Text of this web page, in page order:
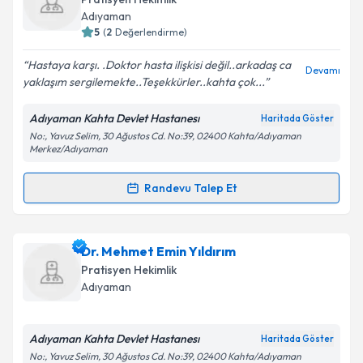
Kişisel verilerimin işlenmesine ilişkinAydınlatma
Metni'ni okudum ve kişisel verilerimin belirtilen
Adıyaman
5 (2 Değerlendirme)
Hastaya karşı. .Doktor hasta ilişkisi değil..arkadaş ca
yaklaşım sergilemekte..Teşekkürler..kahta çok...
Devamı
Adıyaman Kahta Devlet Hastanesı Haritada Göster
No:, Yavuz Selim, 30 Ağustos Cd. No:39, 02400 Kahta/Adıyaman
Merkez/Adıyaman
Randevu Talep Et
Randevu Takvimi Talebi
Dr. Abdulkadir Bulutiçin randevu takvimi talebi
oluşturun. Size bu uzmandan randevu almanız için bir
takvim hazırlandığında e-posta ile bilgilendireceğiz.
Dr. Mehmet Emin Yıldırım
Pratisyen Hekimlik
Adıyaman
Adıyaman Kahta Devlet Hastanesı Haritada Göster
No:, Yavuz Selim, 30 Ağustos Cd. No:39, 02400 Kahta/Adıyaman